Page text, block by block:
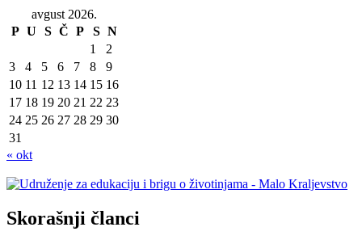
avgust 2026.
P U S Č P S N
1
2
3
4 5 6 7 8
9
10 11 12 13 14 15 16
17 18 19 20 21 22 23
24 25 26 27 28 29 30
31
« okt
Skorašnji članci